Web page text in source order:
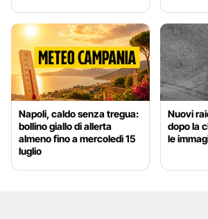
Napoli, caldo senza tregua:
bollino giallo di allerta
almeno fino a mercoledì 15
luglio
Nuovi
dopo la
le